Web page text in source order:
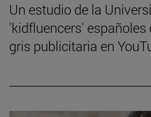
Un estudio de la
'kidfluencers' españoles
gris publicitaria en